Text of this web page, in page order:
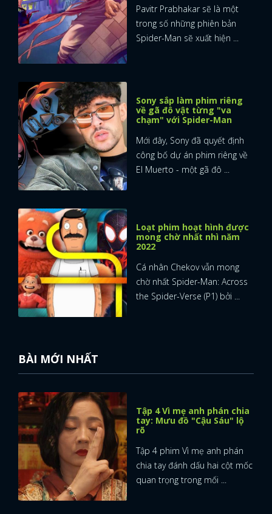
x
ĐĂNG NHẬP
Pavitr Prabhakar sẽ là một
trong số những phiên bản
Spider-Man sẽ xuất hiện ...
Sony sắp làm phim riêng
về gã đô vật từng "va
chạm" với Spider-Man
Mới đây, Sony đã quyết định
công bố dự án phim riêng về
El Muerto - một gã đô ...
Loạt phim hoạt hình được
mong chờ nhất nhì năm
2022
Cá nhân Chekov vẫn mong
chờ nhất Spider-Man: Across
the Spider-Verse (P1) bởi ...
BÀI MỚI NHẤT
Tập 4 Vì mẹ anh phán chia
tay: Mưu đồ "Cậu Sáu" lộ
rõ
Tập 4 phim Vì mẹ anh phán
chia tay đánh dấu hai cột mốc
quan trọng trong mối ...